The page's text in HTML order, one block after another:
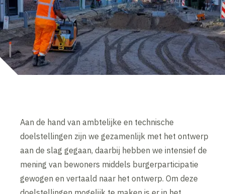
Aan de hand van ambtelijke en technische
doelstellingen zijn we gezamenlijk met het ontwerp
aan de slag gegaan, daarbij hebben we intensief de
mening van bewoners middels burgerparticipatie
gewogen en vertaald naar het ontwerp. Om deze